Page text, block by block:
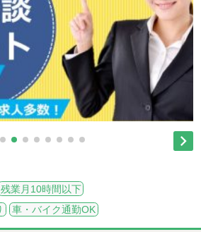

残業月10時間以下
車・バイク通勤OK